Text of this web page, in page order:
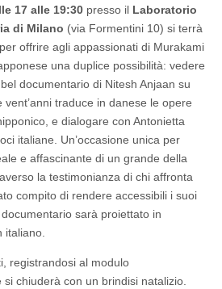
u
r
k
a
i
:
traduttrici
a
confronto
(Milano,
12/12)
17 alle 19:30 presso il Laboratorio
di Milano (via Formentini 10) si terrà
offrire agli appassionati di Murakami
una duplice possibilità: vedere
documentario di Nitesh Anjaan su
traduce in danese le opere
e dialogare con Antonietta
italiane. Un’occasione unica per
e affascinante di un grande della
la testimonianza di chi affronta
compito di rendere accessibili i suoi
sarà proiettato in
italiano.
registrandosi al modulo
si chiuderà con un brindisi natalizio.